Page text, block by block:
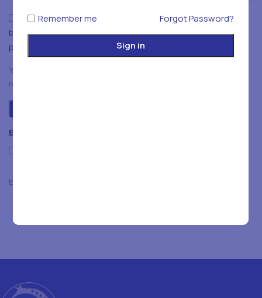
Beoordelingen
Er zijn nog geen beoordelingen.
Mijn naam, e-mailadres en website opslaan in deze
browser voor de volgende keer wanneer ik een reactie
plaats.
You have to be logged in to be able to add photos to your
review.
Remember me Forgot Password?
Sign in